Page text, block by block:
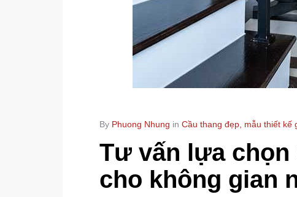
By Phuong Nhung in Cầu thang đẹp, mẫu thiết kế
Tư vấn lựa chọn
cho không gian